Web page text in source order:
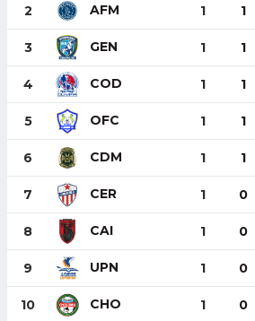
2 AFM 1 1
3 GEN 1 1
4 COD 1 1
5 OFC 1 1
6 CDM 1 1
7 CER 1 0
8 CAI 1 0
9 UPN 1 0
10 CHO 1 0